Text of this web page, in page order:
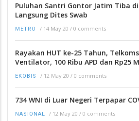
Puluhan Santri Gontor Jatim Tiba di
Langsung Dites Swab
METRO / 14 May 20 / 0 comments
Rayakan HUT ke-25 Tahun,
Ventilator, 100 Ribu APD dan Rp25
EKOBIS / 12 May 20 / 0 comments
734 WNI di Luar Negeri Terpapar
NASIONAL / 12 May 20 / 0 comments